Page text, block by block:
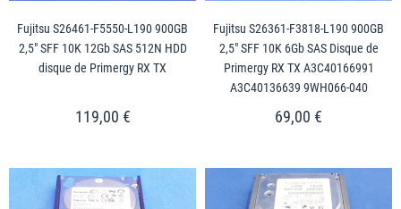
Fujitsu S26461-F5550-L190 900GB
2,5" SFF 10K 12Gb SAS 512N HDD
disque de Primergy RX TX
119,00 €
Fujitsu S26361-F3818-L190 900GB
2,5" SFF 10K 6Gb SAS Disque de
Primergy RX TX A3C40166991
A3C40136639 9WH066-040
69,00 €